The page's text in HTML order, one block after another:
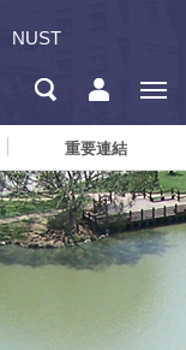
NUST
重要連結